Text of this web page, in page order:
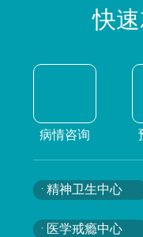
快
病情咨询
· 精神卫生中心
· 医学戒瘾中心